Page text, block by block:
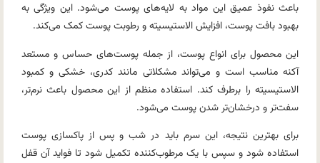
باعث نفوذ عمیق این مواد به لایه‌های پوست می‌شود. این ویژگی به
بهبود بافت پوست، افزایش الاستیسیته و رطوبت پوست کمک می‌کند.
این محصول برای انواع پوست، از جمله پوست‌های حساس و مستعد
آکنه مناسب است و می‌تواند مشکلاتی مانند کدری، خشکی و کمبود
الاستیسیته را برطرف کند. استفاده منظم از این محصول باعث نرم‌تر،
سفت‌تر و درخشان‌تر شدن پوست می‌شود.
برای بهترین نتیجه، این سرم باید در شب و پس از پاکسازی پوست
استفاده شود و سپس با یک مرطوب‌کننده تکمیل شود تا فواید آن قفل